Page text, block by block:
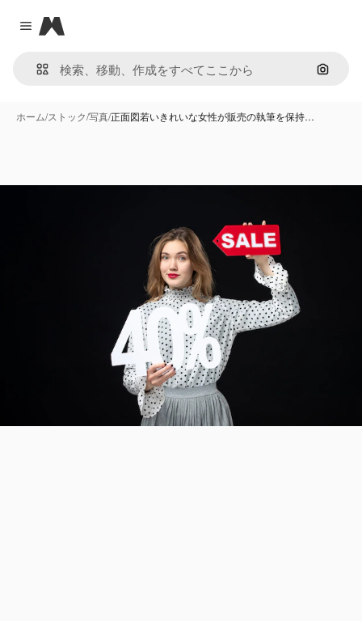
Close menu
Magnific
画像で
ホーム/ストック/写真/正面図若いきれいな女性が販売の執筆を保持…